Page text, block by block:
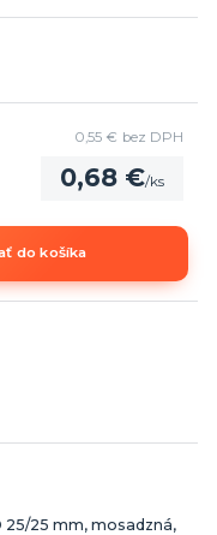
0,68 €/ks
0,55 € bez DPH
do košíka
25/25 mm, mosadzná,